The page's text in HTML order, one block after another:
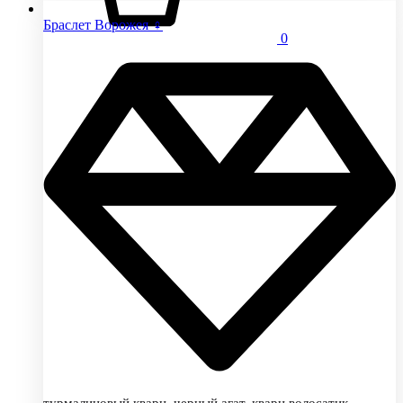
0
Браслет Ворожея ♀